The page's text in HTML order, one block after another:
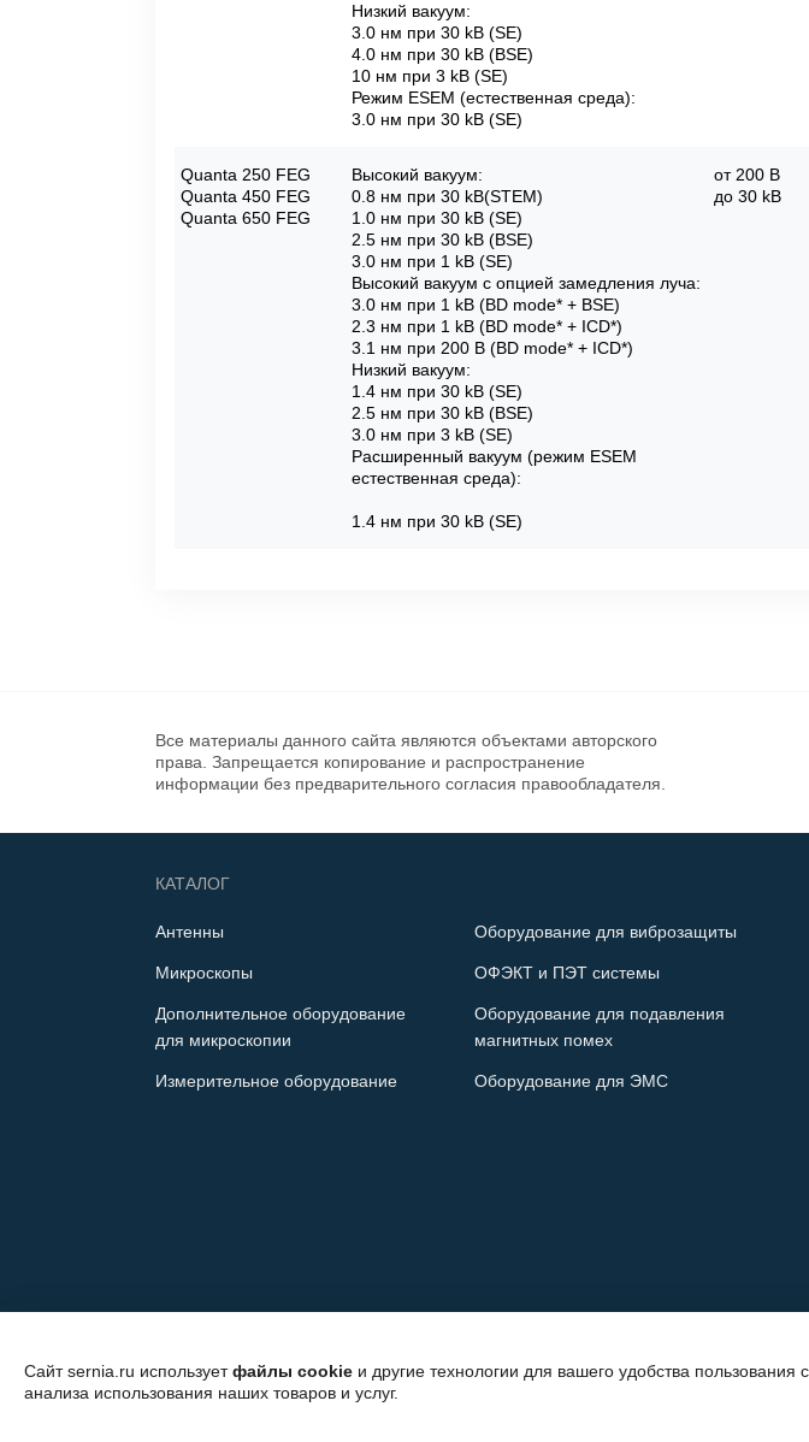
Сайт sernia.ru используетфайлы cookieи другие технологии для вашего удобства пользования
анализа использования наших товаров и услуг.
Низкий вакуум:
3.0 нм при 30 kВ (SE)
4.0 нм при 30 kВ (BSE)
10 нм при 3 kВ (SE)
Режим ESEM (естественная среда):
3.0 нм при 30 kВ (SE)
Quanta 250 FEG
Quanta 450 FEG
Quanta 650 FEG
Высокий вакуум:
0.8 нм при 30 kВ(STEM)
1.0 нм при 30 kВ (SE)
2.5 нм при 30 kВ (BSE)
3.0 нм при 1 kВ (SE)
Высокий вакуум с опцией замедления луча:
3.0 нм при 1 kВ (BD mode* + BSE)
2.3 нм при 1 kВ (BD mode* + ICD*)
3.1 нм при 200 В (BD mode* + ICD*)
Низкий вакуум:
1.4 нм при 30 kВ (SE)
2.5 нм при 30 kВ (BSE)
3.0 нм при 3 kВ (SE)
Расширенный вакуум (режим ESEM
естественная среда):
1.4 нм при 30 kВ (SE)
от 200 В
до 30 kВ
Все материалы данного сайта являются объектами авторского
права. Запрещается копирование и распространение
информации без предварительного согласия правообладателя.
КАТАЛОГ
Антенны
Микроскопы
Дополнительное оборудование
для микроскопии
Измерительное оборудование
Оборудование для виброзащиты
ОФЭКТ и ПЭТ системы
Оборудование для подавления
магнитных помех
Оборудование для ЭМС